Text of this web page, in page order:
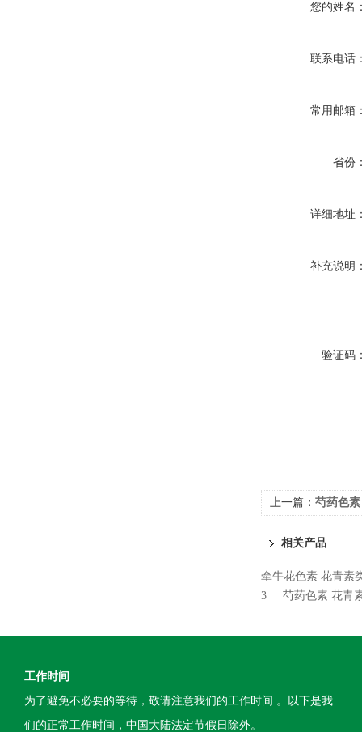
您的姓名
联系电话
常用邮箱
省份
详细地址
补充说明
验证码
上一篇： 芍药色
相关产品
牵牛花色素 花青素
3
芍药色素 花青
工作时间
为了避免不必要的等待，敬请注意我们的工作时间 。以下是我
们的正常工作时间，中国大陆法定节假日除外。